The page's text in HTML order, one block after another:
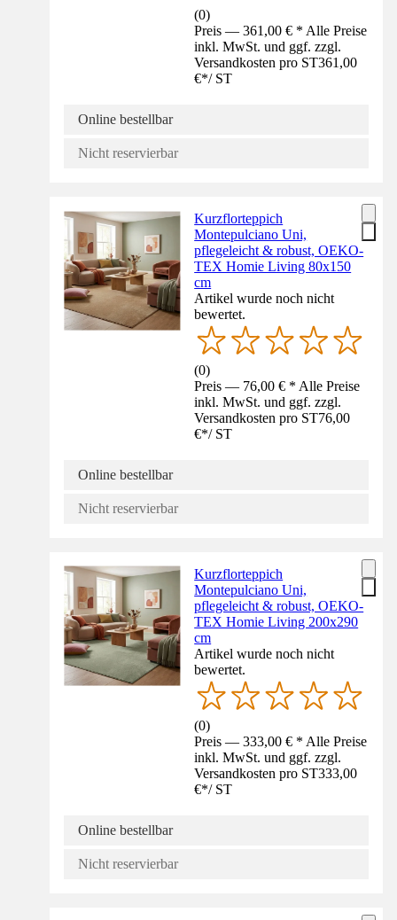
(0)
Preis — 361,00 € * Alle Preise
inkl. MwSt. und ggf. zzgl.
Versandkosten pro ST361,00
€*/ ST
Online bestellbar
Nicht reservierbar
Kurzflorteppich
Montepulciano Uni,
pflegeleicht & robust, OEKO-
TEX Homie Living 80x150
cm
Artikel wurde noch nicht
bewertet.
(0)
Preis — 76,00 € * Alle Preise
inkl. MwSt. und ggf. zzgl.
Versandkosten pro ST76,00
€*/ ST
Online bestellbar
Nicht reservierbar
Kurzflorteppich
Montepulciano Uni,
pflegeleicht & robust, OEKO-
TEX Homie Living 200x290
cm
Artikel wurde noch nicht
bewertet.
(0)
Preis — 333,00 € * Alle Preise
inkl. MwSt. und ggf. zzgl.
Versandkosten pro ST333,00
€*/ ST
Online bestellbar
Nicht reservierbar